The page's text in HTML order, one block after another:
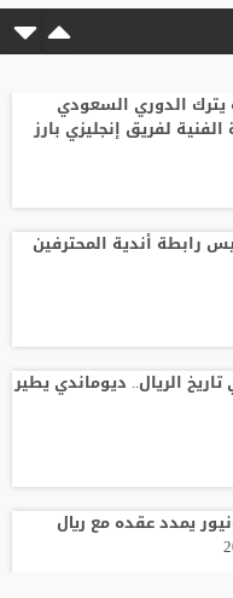
يترك الدوري السعودي
لفريق إنجليزي بارز
رابطة أندية المحترفين
الريال.. ديوماندي يطير
يمدد عقده مع ريال